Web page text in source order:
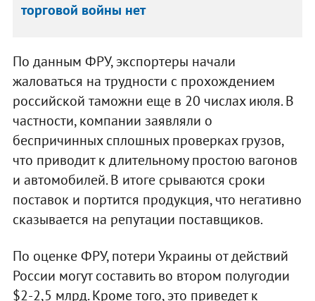
торговой войны нет
По данным ФРУ, экспортеры начали
жаловаться на трудности с прохождением
российской таможни еще в 20 числах июля. В
частности, компании заявляли о
беспричинных сплошных проверках грузов,
что приводит к длительному простою вагонов
и автомобилей. В итоге срываются сроки
поставок и портится продукция, что негативно
сказывается на репутации поставщиков.
По оценке ФРУ, потери Украины от действий
России могут составить во втором полугодии
$2-2,5 млрд. Кроме того, это приведет к